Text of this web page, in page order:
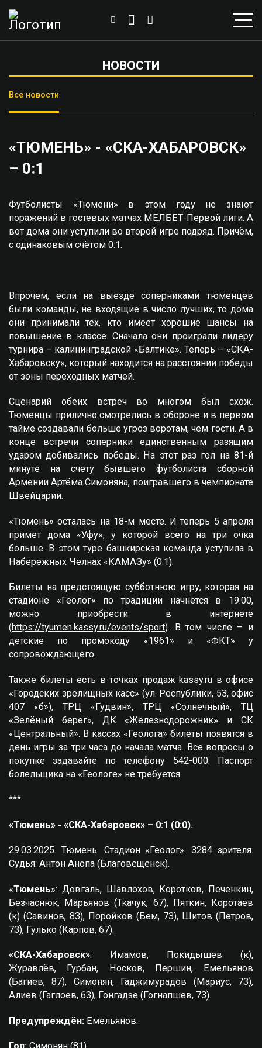
НОВОСТИ
Все новости
«ТЮМЕНЬ» - «СКА-ХАБАРОВСК»
– 0:1
Футболисты «Тюмени» в этом году не знают
поражений в гостевых матчах МЕЛБЕТ-Первой лиги. А
вот дома они уступили во второй игре подряд. Причём,
с одинаковым счётом 0:1.
Впрочем, если на выезде соперниками тюменцев
были команды, не входящие в число лучших, то дома
они принимали тех, кто имеет хорошие шансы на
повышение в классе. Сначала они проиграли лидеру
турнира – калининградской «Балтике». Теперь – «СКА-
Хабаровску», который находится на расстоянии победы
от зоны переходных матчей.
Сценарий обеих встреч во многом был схож.
Тюменцы прилично смотрелись в обороне и в первом
тайме создавали больше угроз воротам, чем гости. А в
конце встречи соперники единственным разящим
ударом добивались победы. На этот раз гол на 81-й
минуте на счету бывшего футболиста сборной
Армении Артёма Симоняна, поигравшего в чемпионате
Швейцарии.
«Тюмень» осталась на 18-м месте. И теперь 5 апреля
примет дома «Уфу», у которой всего на три очка
больше. В этом туре башкирская команда уступила в
Набережных Челнах «КАМАЗу» (0:1).
Билеты на предстоящую субботнюю игру, которая на
стадионе «Геолог» по традиции начнётся в 19.00,
можно приобрести в интернете
(https://tyumen.kassy.ru/events/sport). В том числе – и
детские по промокоду «1961» и «ФКТ» у
сопровождающего.
Также билеты есть в точках продаж kassy.ru в офисе
«Городских зрелищных касс» (ул. Республики, 53, офис
407 «б»), ТРЦ «Гудвин», ТРЦ «Солнечный», ТЦ
«Зелёный берег», ДК «Железнодорожник» и СК
«Центральный». В кассах «Геолога» билеты появятся в
день игры за три часа до начала матча. Все вопросы о
покупке задавайте по телефону 542-000. Паспорт
болельщика на «Геологе» не требуется.
***
«Тюмень» - «СКА-Хабаровск» – 0:1 (0:0).
29.03.2025. Тюмень. Стадион «Геолог». 3284 зрителя.
Судья: Антон Анопа (Благовещенск).
«Тюмень»: Довгаль, Шавлохов, Коротков, Печенкин,
Безчаснюк, Марьянов (Ткачук, 67), Пяткин, Коротаев
(к) (Савинов, 83), Поройков (Бем, 73), Шитов (Петров,
73), Гулько (Карпов, 67).
«СКА-Хабаровск»: Имамов, Покидышев (к),
Журавлёв, Гурбан, Носков, Першин, Емельянов
(Багиев, 87), Симонян, Гаджимурадов (Мариус, 73),
Алиев (Гаглоев, 63), Гонгадзе (Гогнапшев, 73).
Предупреждён: Емельянов.